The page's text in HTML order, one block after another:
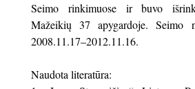
Seimo rinkimuose ir buvo
Mažeikių 37 apygardoje. Seimo
2008.11.17–2012.11.16.
Naudota literatūra: